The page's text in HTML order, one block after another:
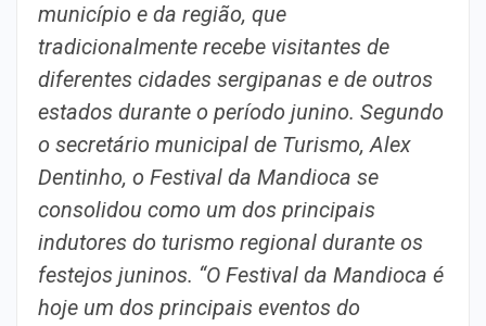
município e da região, que
tradicionalmente recebe visitantes de
diferentes cidades sergipanas e de outros
estados durante o período junino. Segundo
o secretário municipal de Turismo, Alex
Dentinho, o Festival da Mandioca se
consolidou como um dos principais
indutores do turismo regional durante os
festejos juninos. “O Festival da Mandioca é
hoje um dos principais eventos do